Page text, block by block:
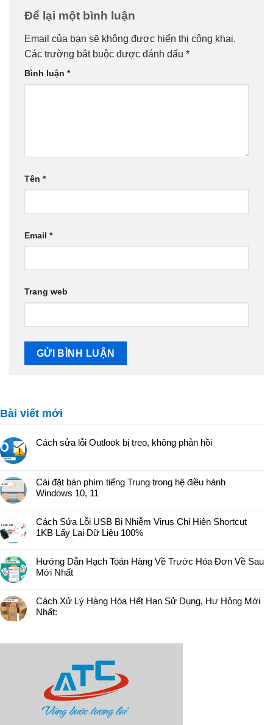
Để lại một bình luận
Email của bạn sẽ không được hiển thị công khai.
Các trường bắt buộc được đánh dấu *
Bình luận *
Tên *
Email *
Trang web
Bài viết mới
Cách sửa lỗi Outlook bị treo, không phản hồi
Cài đặt bàn phím tiếng Trung trong hệ điều hành
Windows 10, 11
Cách Sửa Lỗi USB Bị Nhiễm Virus Chỉ Hiện Shortcut
1KB Lấy Lại Dữ Liệu 100%
Hướng Dẫn Hạch Toán Hàng Về Trước Hóa Đơn Về Sau
Mới Nhất
Cách Xử Lý Hàng Hóa Hết Hạn Sử Dụng, Hư Hỏng Mới
Nhất: